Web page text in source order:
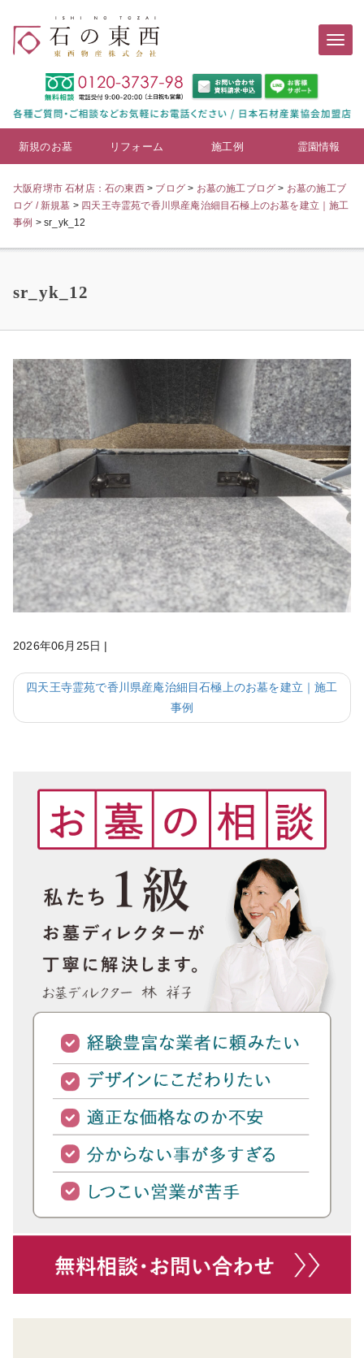
新規のお墓 リフォーム 施工例 霊園情報
大阪府堺市 石材店：石の東西> ブログ > お墓の施工ブログ > お墓の施工ブ
ログ / 新規墓 > 四天王寺霊苑で香川県産庵治細目石極上のお墓を建立｜施工
事例 >sr_yk_12
sr_yk_12
2026年06月25日 |
四天王寺霊苑で香川県産庵治細目石極上のお墓を建立｜施工
事例